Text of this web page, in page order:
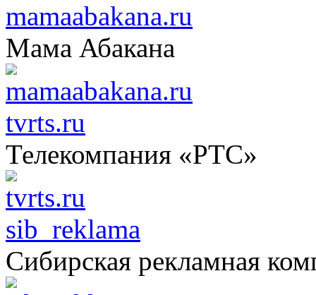
mamaabakana.ru
Мама Абакана
tvrts.ru
Телекомпания «РТС»
sib_reklama
Сибирская рекламная